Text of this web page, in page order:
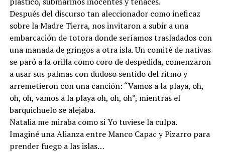
Después del discurso tan aleccionador como ineficaz
sobre la Madre Tierra, nos invitaron a subir a una
embarcación de totora donde seríamos trasladados con
una manada de gringos a otra isla. Un comité de nativas
se paró a la orilla como coro de despedida, comenzaron
a usar sus palmas con dudoso sentido del ritmo y
arremetieron con una canción: “Vamos a la playa, oh,
oh, oh, vamos a la playa oh, oh, oh”, mientras el
barquichuelo se alejaba.
Natalia me miraba como si Yo tuviese la culpa.
Imaginé una Alianza entre Manco Capac y Pizarro para
prender fuego a las islas…